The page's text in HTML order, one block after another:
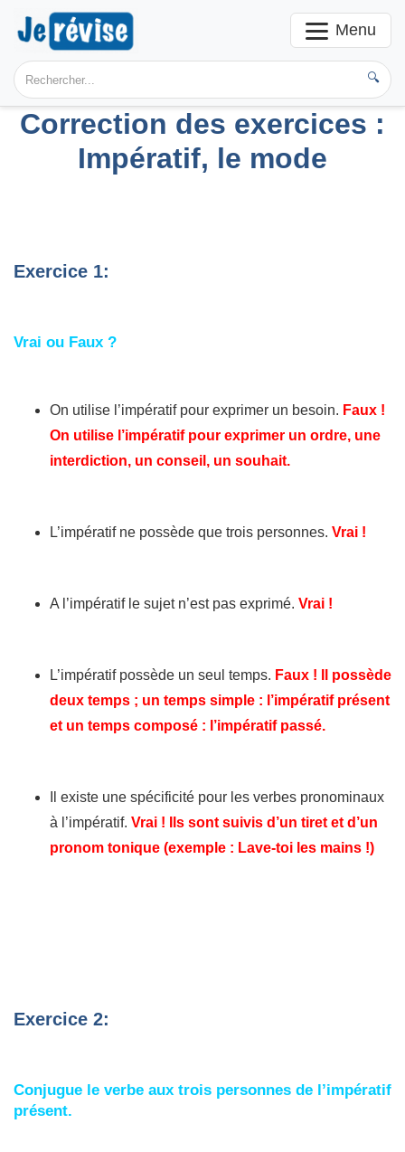
Menu
🔍
Correction des exercices :
Impératif, le mode
Exercice 1:
Vrai ou Faux ?
On utilise l’impératif pour exprimer un besoin. Faux !
On utilise l’impératif pour exprimer un ordre, une
interdiction, un conseil, un souhait.
L’impératif ne possède que trois personnes. Vrai !
A l’impératif le sujet n’est pas exprimé. Vrai !
L’impératif possède un seul temps. Faux ! Il possède
deux temps ; un temps simple : l’impératif présent
et un temps composé : l’impératif passé.
Il existe une spécificité pour les verbes pronominaux
à l’impératif. Vrai ! Ils sont suivis d’un tiret et d’un
pronom tonique (exemple : Lave-toi les mains !)
Exercice 2:
Conjugue le verbe aux trois personnes de l’impératif
présent.